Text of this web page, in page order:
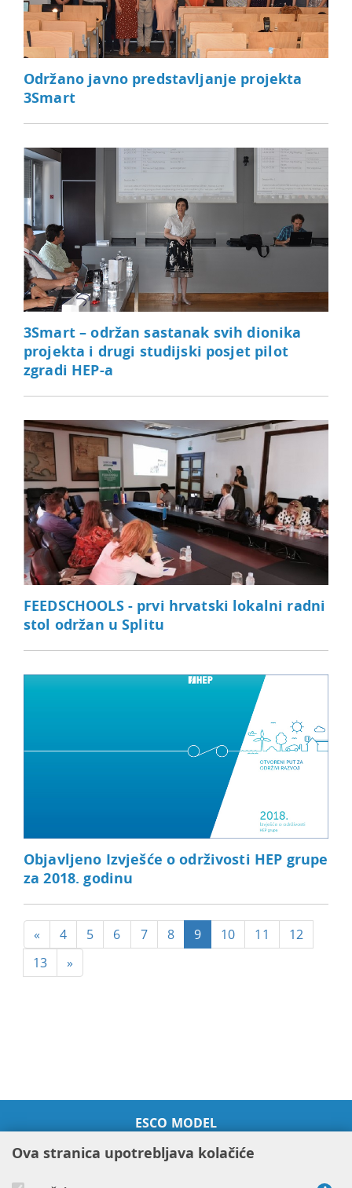
Održano javno predstavljanje projekta
3Smart
3Smart – održan sastanak svih dionika
projekta i drugi studijski posjet pilot
zgradi HEP-a
FEEDSCHOOLS - prvi hrvatski lokalni radni
stol održan u Splitu
Objavljeno Izvješće o održivosti HEP grupe
za 2018. godinu
« 4 5 6 7 8 9 10 11
12
13
»
ESCO MODEL
ESCO PROJEKTI
Ova stranica upotrebljava kolačiće